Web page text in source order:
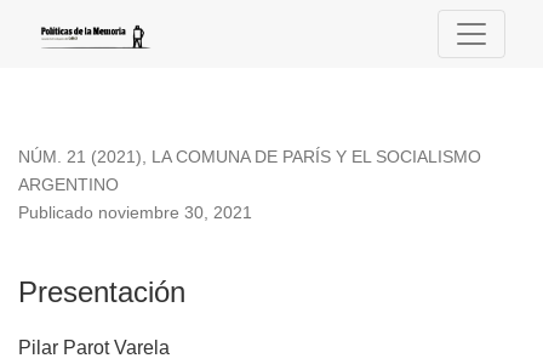
NÚM. 21 (2021), LA COMUNA DE PARÍS Y EL SOCIALISMO
ARGENTINO
Presentación
Publicado noviembre 30, 2021
Pilar Parot Varela